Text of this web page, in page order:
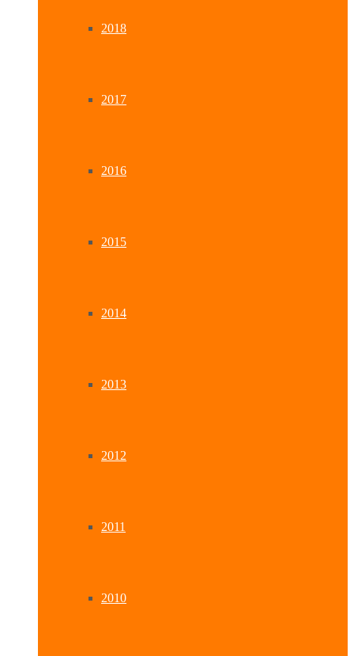
2018
2017
2016
2015
2014
2013
2012
2011
2010